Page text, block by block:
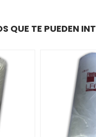
QUE TE PUEDEN